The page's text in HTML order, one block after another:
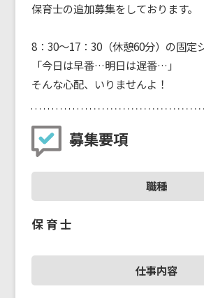
保育士の追加募集をしております。
8：30～17：30（休憩60分）の固定
「今日は早番…明日は遅番…」
そんな心配、いりませんよ！
募集要項
職種
保育士
仕事内容